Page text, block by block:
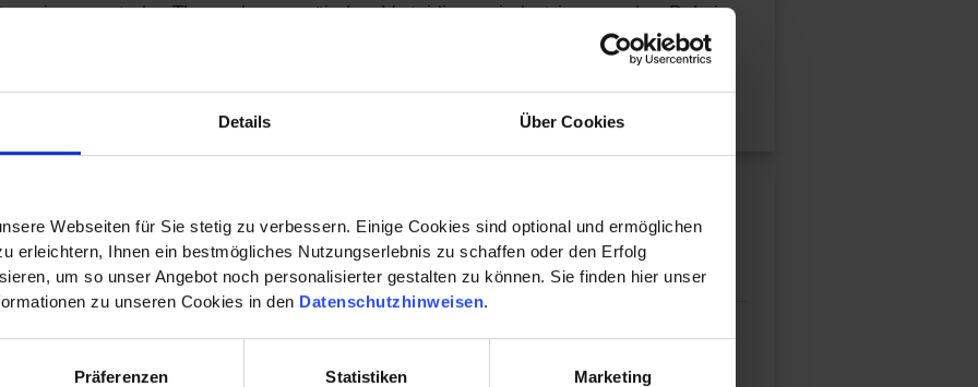
Details Über Cookies
Webseiten für Sie stetig zu verbessern. Einige Cookies sind optional und ermöglichen
erleichtern, Ihnen ein bestmögliches Nutzungserlebnis zu schaffen oder den Erfolg
um so unser Angebot noch personalisierter gestalten zu können. Sie finden hier unser
zu unseren Cookies in den Datenschutzhinweisen.
Präferenzen Statistiken Marketing
zu einem zentralen Thema der europäischen Verteidigungsindustrie geworden. Dabei
Zwilling
zeigt, wie sich Daten aus unterschiedlichen Bestandssystemen zusammenführen und